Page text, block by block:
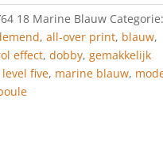
18 Marine Blauw Categorie:
,all-over print, blauw,
effect,dobby,gemakkelijk
level five, marine blauw,